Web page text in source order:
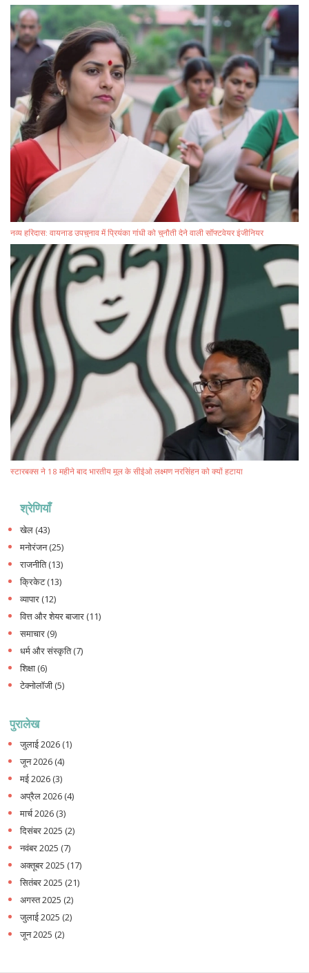
नव्य हरिदास: वायनाड उपचुनाव में प्रियंका गांधी को चुनौती देने वाली सॉफ्टवेयर इंजीनियर
स्टारबक्स ने 18 महीने बाद भारतीय मूल के सीईओ लक्ष्मण नरसिंहन को क्यों हटाया
श्रेणियाँ
खेल (43)
मनोरंजन(25)
राजनीति(13)
क्रिकेट(13)
व्यापार (12)
वित्त और शेयर बाजार (11)
समाचार (9)
धर्म और संस्कृति(7)
शिक्षा (6)
टेक्नोलॉजी (5)
पुरालेख
जुलाई 2026 (1)
जून 2026 (4)
मई 2026 (3)
अप्रैल 2026 (4)
मार्च 2026 (3)
दिसंबर 2025 (2)
नवंबर 2025 (7)
अक्तूबर 2025 (17)
सितंबर 2025 (21)
अगस्त 2025 (2)
जुलाई 2025 (2)
जून 2025 (2)